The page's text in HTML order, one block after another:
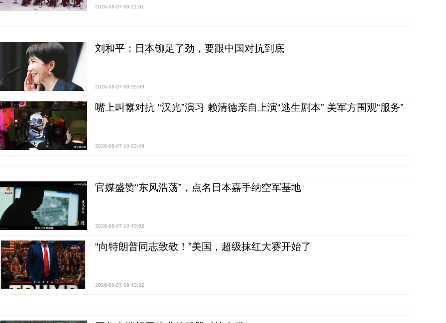
2026-08-07 09:21:01
刘和平：日本铆足了劲，要跟中国对抗到底
2026-08-07 09:55:09
嘴上叫嚣对抗 “汉光”演习 赖清德亲自上演“逃生剧本” 美军方围观“服务”
2026-08-07 10:02:48
官媒盛赞“东风浩荡”，点名日本嘉手纳空军基地
2026-08-07 10:40:02
“向特朗普同志致敬！”美国，超级抹红大赛开始了
2026-08-07 09:43:32